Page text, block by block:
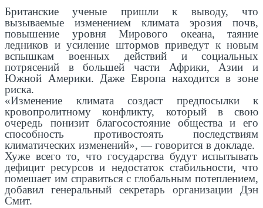
Британские ученые пришли к выводу, что
вызываемые изменением климата эрозия почв,
повышение уровня Мирового океана, таяние
ледников и усиление штормов приведут к новым
вспышкам военных действий и социальных
потрясений в большей части Африки, Азии и
Южной Америки. Даже Европа находится в зоне
риска.
«Изменение климата создаст предпосылки к
кровопролитному конфликту, который в свою
очередь понизит благосостояние общества и его
способность противостоять последствиям
климатических изменений», — говорится в докладе.
Хуже всего то, что государства будут испытывать
дефицит ресурсов и недостаток стабильности, что
помешает им справиться с глобальным потеплением,
добавил генеральный секретарь организации Дэн
Смит.